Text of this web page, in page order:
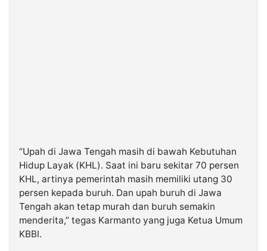
“Upah di Jawa Tengah masih di bawah Kebutuhan
Hidup Layak (KHL). Saat ini baru sekitar 70 persen
KHL, artinya pemerintah masih memiliki utang 30
persen kepada buruh. Dan upah buruh di Jawa
Tengah akan tetap murah dan buruh semakin
menderita,” tegas Karmanto yang juga Ketua Umum
KBBI.